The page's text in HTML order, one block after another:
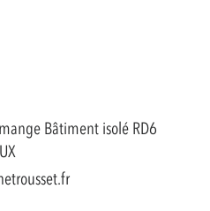
Bâtiment isolé RD6